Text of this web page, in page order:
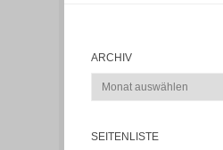
ARCHIV
Archiv
SEITENLISTE